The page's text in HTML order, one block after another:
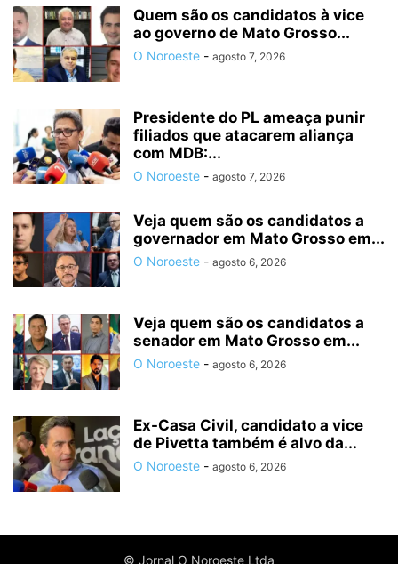
Quem são os candidatos à vice
ao governo de Mato Grosso...
O Noroeste - agosto 7, 2026
Presidente do PL ameaça punir
filiados que atacarem aliança
com MDB:...
O Noroeste - agosto 7, 2026
Veja quem são os candidatos a
governador em Mato Grosso em...
O Noroeste - agosto 6, 2026
Veja quem são os candidatos a
senador em Mato Grosso em...
O Noroeste - agosto 6, 2026
Ex-Casa Civil, candidato a vice
de Pivetta também é alvo da...
O Noroeste - agosto 6, 2026
© Jornal O Noroeste Ltda